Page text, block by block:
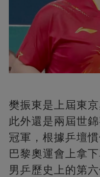
樊振東是上屆東
此外還是兩屆世
冠軍，根據乒壇
巴黎奧運會上拿
男乒歷史上的第